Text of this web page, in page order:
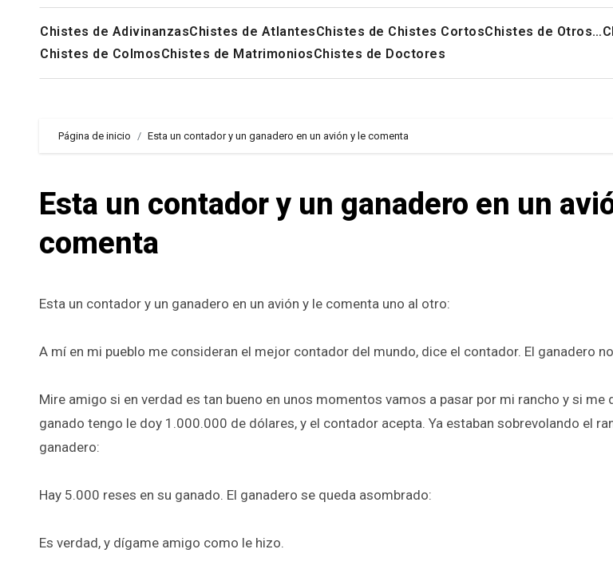
Chistes de AdivinanzasChistes de AtlantesChistes de Chistes CortosChistes de Otros…
Chistes de ColmosChistes de MatrimoniosChistes de Doctores
Página de inicio Esta un contador y un ganadero en un avión y le comenta
Esta un contador y un ganadero en un
comenta
Esta un contador y un ganadero en un avión y le comenta uno al otro:
A mí en mi pueblo me consideran el mejor contador del mundo, dice el contador. El ganadero
Mire amigo si en verdad es tan bueno en unos momentos vamos a pasar por mi rancho y si me
ganado tengo le doy 1.000.000 de dólares, y el contador acepta. Ya estaban sobrevolando el
ganadero:
Hay 5.000 reses en su ganado. El ganadero se queda asombrado:
Es verdad, y dígame amigo como le hizo.